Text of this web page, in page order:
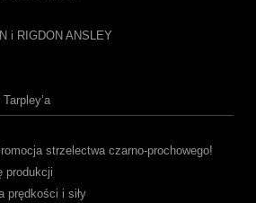
i RIGDON ANSLEY
strzelectwa czarno-prochowego!
produkcji
prędkości i siły